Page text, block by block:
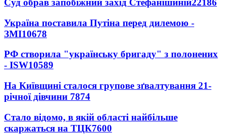
Суд обрав запобіжний захід Стефанішиній22186
Україна поставила Путіна перед дилемою -
ЗМІ10678
РФ створила "українську бригаду" з полонених
- ISW10589
На Київщині сталося групове зґвалтування 21-
річної дівчини 7874
Стало відомо, в якій області найбільше
скаржаться на ТЦК7600